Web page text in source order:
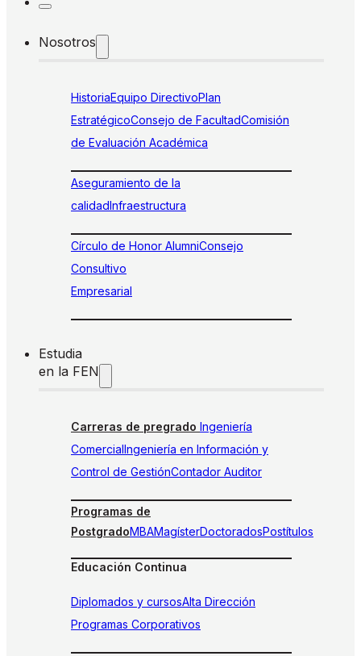
Nosotros
HistoriaEquipo DirectivoPlan
EstratégicoConsejo de FacultadComisión
de Evaluación Académica
Aseguramiento de la
calidadInfraestructura
Círculo de Honor AlumniConsejo
Consultivo
Empresarial
Estudia
en la FEN
Carreras de pregrado Ingeniería
ComercialIngeniería en Información y
Control de GestiónContador Auditor
Programas de
PostgradoMBAMagísterDoctoradosPostítulos
Educación Continua
Diplomados y cursosAlta Dirección
Programas Corporativos